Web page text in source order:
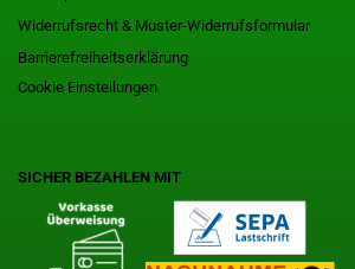
Widerrufsrecht & Muster-Widerrufsformular
Barrierefreiheitserklärung
Cookie Einstellungen
SICHER BEZAHLEN MIT